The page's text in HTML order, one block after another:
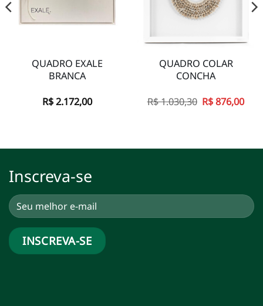
QUADRO EXALE
BRANCA
R$2.172,00
QUADRO COLAR
CONCHA
R$1.030,30 O
R$876,00O
Inscreva-se